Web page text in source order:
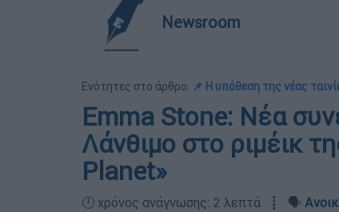
Newsroom
Ενότητες στο άρθρο: 📌 Η υπόθεση της νέας
Emma Stone: Νέα
Λάνθιμο στο ριμέικ
Planet»
🕛 χρόνος ανάγνωσης: 2 λεπτά ┋ 🗣️